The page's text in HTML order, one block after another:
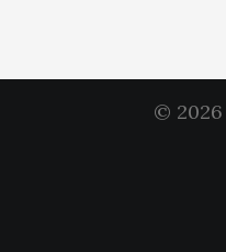
© 2026